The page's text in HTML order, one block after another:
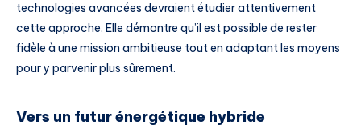
technologies avancées devraient étudier attentivement
cette approche. Elle démontre qu’il est possible de rester
fidèle à une mission ambitieuse tout en adaptant les moyens
pour y parvenir plus sûrement.
Vers un futur énergétique hybride